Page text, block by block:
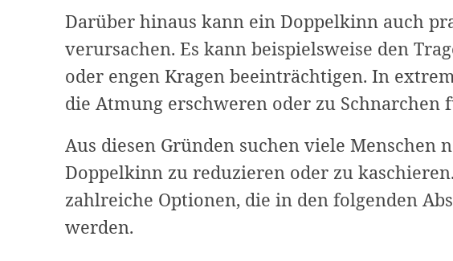
Darüber hinaus kann ein Doppelkinn auch
verursachen. Es kann beispielsweise den
oder engen Kragen beeinträchtigen. In
die Atmung erschweren oder zu Schnarchen
Aus diesen Gründen suchen viele Menschen
Doppelkinn zu reduzieren oder zu
zahlreiche Optionen, die in den folgenden
werden.